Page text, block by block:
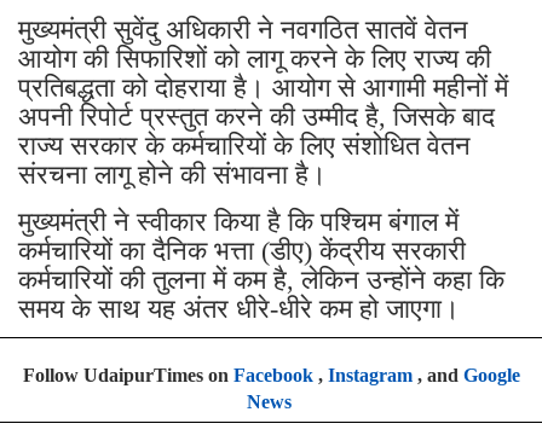
मुख्यमंत्री सुवेंदु अधिकारी ने नवगठित सातवें वेतन
आयोग की सिफारिशों को लागू करने के लिए राज्य की
प्रतिबद्धता को दोहराया है। आयोग से आगामी महीनों में
अपनी रिपोर्ट प्रस्तुत करने की उम्मीद है, जिसके बाद
राज्य सरकार के कर्मचारियों के लिए संशोधित वेतन
संरचना लागू होने की संभावना है।
मुख्यमंत्री ने स्वीकार किया है कि पश्चिम बंगाल में
कर्मचारियों का दैनिक भत्ता (डीए) केंद्रीय सरकारी
कर्मचारियों की तुलना में कम है, लेकिन उन्होंने कहा कि
समय के साथ यह अंतर धीरे-धीरे कम हो जाएगा।
Follow UdaipurTimes on Facebook, Instagram, and Google
News